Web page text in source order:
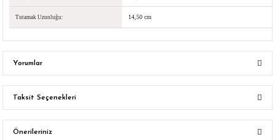
Tutamak Uzunluğu: 14,50 cm
Yorumlar
Bu ürüne ilk yorumu siz yapın!
Taksit Seçenekleri
Önerileriniz